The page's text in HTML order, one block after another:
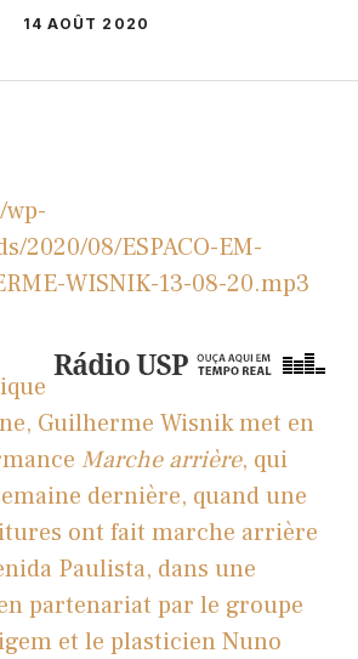
14 AOÛT 2020
2020/08/ESPACO-EM-
WISNIK-13-08-20.mp3
Guilherme Wisnik met en
Marche arrière, qui
dernière, quand une
ont fait marche arrière
Paulista, dans une
partenariat par le groupe
et le plasticien Nuno